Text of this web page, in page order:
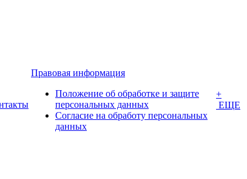
Правовая информация
Положение об обработке и защите
персональных данных
Согласие на обработу персональных
данных
+
ЕЩЕ